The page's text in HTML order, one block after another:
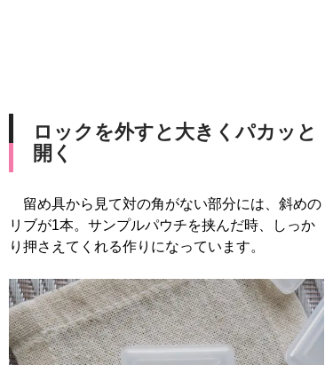
ロックを外すと大きくパカッと
開く
留め具から見て対の角がない部分には、斜めの
リブが1本。サンプルパウチを挟んだ時、しっか
り押さえてくれる作りになっています。